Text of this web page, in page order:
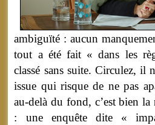
ambiguïté : aucun
tout a été fait « dans les
classé sans suite. Circulez, il
issue qui risque de ne pas
au-delà du fond, c’est bien
: une enquête dite «